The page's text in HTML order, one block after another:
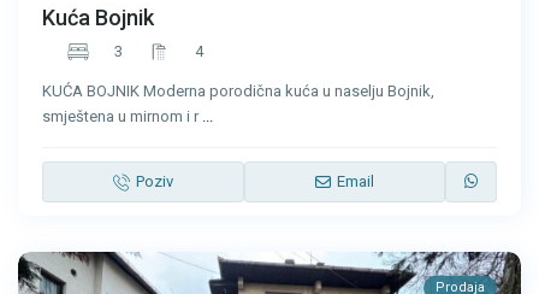
Kuća Bojnik
3 4
KUĆA BOJNIK Moderna porodična kuća u naselju Bojnik,
smještena u mirnom i r ...
Poziv Email
Prodaja